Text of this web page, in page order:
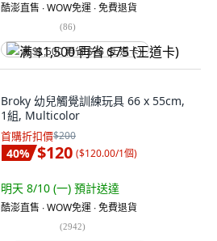
酷澎直售 ∙ WOW免運 ∙ 免費退貨
(86)
满 $1,500 再省 $75 (王道卡)
Broky 幼兒觸覺訓練玩具 66 x 55cm,
1組, Multicolor
首購折扣價$200
40% $120 ($120.00/1個)
明天 8/10 (一) 預計送達
酷澎直售 ∙ WOW免運 ∙ 免費退貨
(2942)